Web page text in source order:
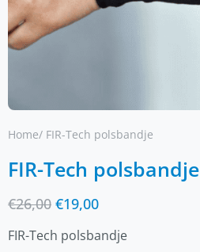
Home/ FIR-Tech polsbandje
FIR-Tech polsbandje
€26,00 €19,00
FIR-Tech polsbandje